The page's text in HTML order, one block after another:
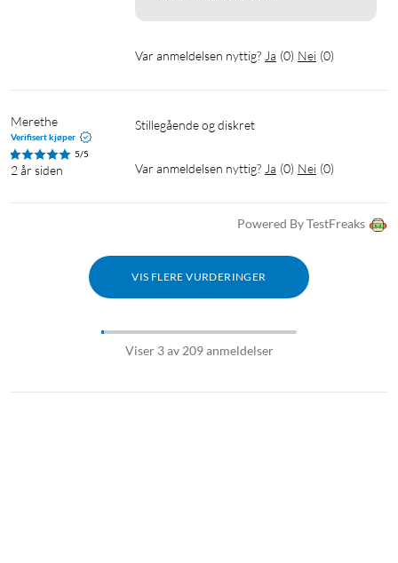
Var anmeldelsen nyttig? Ja (0) Nei (0)
Merethe
Verifisert kjøper
5/5
2 år siden
Stillegående og diskret
Var anmeldelsen nyttig? Ja (0) Nei (0)
Powered By TestFreaks
VIS FLERE VURDERINGER
Viser 3 av 209 anmeldelser